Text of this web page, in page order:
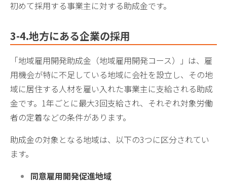
初めて採用する事業主に対する助成金です。
3-4.地方にある企業の採用
「地域雇用開発助成金（地域雇用開発コース）」は、雇
用機会が特に不足している地域に会社を設立し、その地
域に居住する人材を雇い入れた事業主に支給される助成
金です。1年ごとに最大3回支給され、それぞれ対象労働
者の定着などの条件があります。
助成金の対象となる地域は、以下の3つに区分されてい
ます。
同意雇用開発促進地域